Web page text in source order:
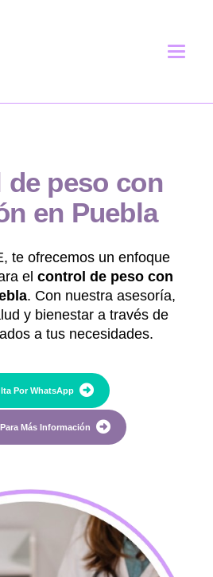
peso con
en Puebla
te ofrecemos un enfoque
el control de peso con
. Con nuestra asesoría,
y bienestar a través de
a tus necesidades.
Por WhatsApp
Más Información